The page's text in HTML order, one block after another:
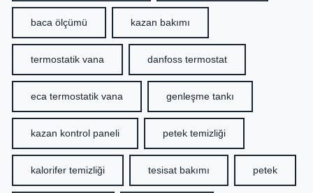
baca ölçümü kazan bakımı
termostatik vana danfoss termostat
eca termostatik vana genleşme tankı
kazan kontrol paneli petek temizliği
kalorifer temizliği tesisat bakımı petek